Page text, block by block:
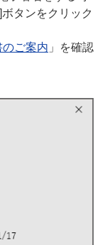
タンをクリック
ご案内 」を確認